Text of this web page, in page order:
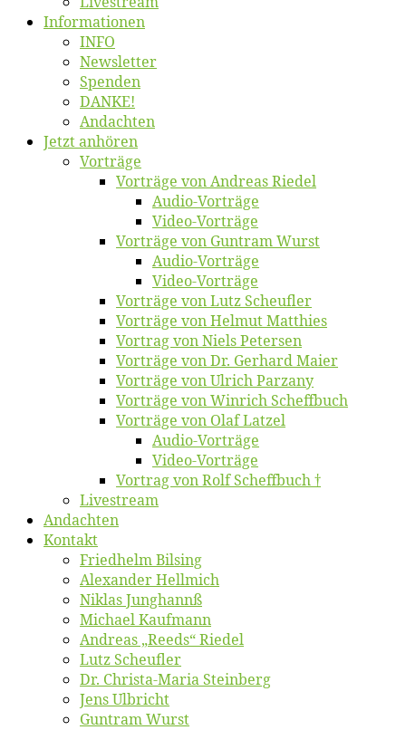
Informatio­nen
INFO
News­let­ter
Spen­den
DANKE!
An­dach­ten
Jetzt an­hö­ren
Vor­trä­ge
Vor­trä­ge von An­dre­as Riedel
Au­dio-Vor­trä­ge
Vi­deo-Vor­trä­ge
Vor­trä­ge von Gun­tram Wurst
Au­dio-Vor­trä­ge
Vi­deo-Vor­trä­ge
Vor­trä­ge von Lutz Scheufler
Vor­trä­ge von Hel­mut Matthies
Vor­trag von Niels Petersen
Vor­trä­ge von Dr. Ger­hard Maier
Vor­trä­ge von Ul­rich Parzany
Vor­trä­ge von Win­rich Scheffbuch
Vor­trä­ge von Olaf Latzel
Au­dio-Vor­trä­ge
Vi­deo-Vor­trä­ge
Vor­trag von Rolf Scheffbuch †
Live­stream
An­dach­ten
Kon­takt
Fried­helm Bilsing
Alex­an­der Hellmich
Ni­klas Junghannß
Mi­cha­el Kaufmann
An­dre­as „Reeds“ Riedel
Lutz Scheuf­ler
Dr. Chris­­ta-Ma­ria Steinberg
Jens Ulb­richt
Gun­tram Wurst